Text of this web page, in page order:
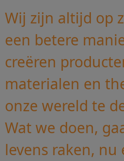
Wij zijn altijd op
een betere
creëren
materialen en
onze wereld te
Wat we doen,
levens raken, nu